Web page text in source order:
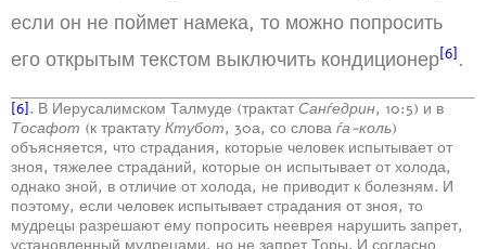
если он не поймет намека, то можно попросить
его открытым текстом выключить кондиционер[6] .
[6]. В Иерусалимском Талмуде (трактат Санѓедрин, 10:5) и в
Тосафот (к трактату Ктубот, 30а, со слова ѓа-коль)
объясняется, что страдания, которые человек испытывает от
зноя, тяжелее страданий, которые он испытывает от холода,
однако зной, в отличие от холода, не приводит к болезням. И
поэтому, если человек испытывает страдания от зноя, то
мудрецы разрешают ему попросить нееврея нарушить запрет,
установленный мудрецами, но не запрет Торы. И согласно